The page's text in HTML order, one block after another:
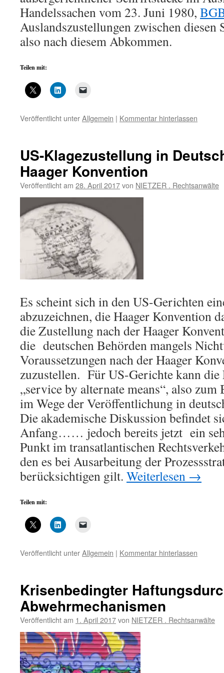
Handelssachen vom 23. Juni 1980,
Auslandszustellungen zwischen diesen
also nach diesem Abkommen.
Teilen mit:
Veröffentlicht unterAllgemein | Kommentar hinterlassen
US-Klagezustellung in
Haager Konvention
Veröffentlicht am 28. April 2017von NIETZER . Rechtsanwälte
Es scheint sich in den US-Gerichten
abzuzeichnen, die Haager Konvention
die Zustellung nach der Haager
die deutschen Behörden mangels
Voraussetzungen nach der Haager
zuzustellen. Für US-Gerichte kann die
„service by alternate means“, also
im Wege der Veröffentlichung in
Die akademische Diskussion befindet
Anfang…… jedoch bereits jetzt ein
Punkt im transatlantischen
den es bei Ausarbeitung der
berücksichtigen gilt. Weiterlesen →
Teilen mit:
Veröffentlicht unterAllgemein | Kommentar hinterlassen
Krisenbedingter
Abwehrmechanismen
Veröffentlicht am 1. April 2017von NIETZER . Rechtsanwälte